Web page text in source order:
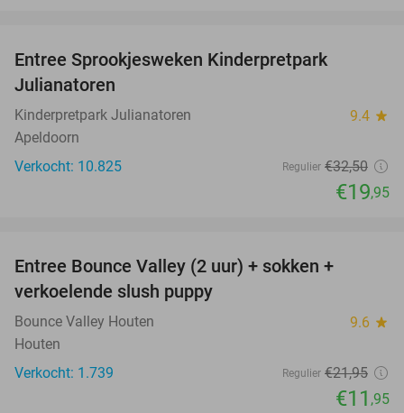
Entree Sprookjesweken Kinderpretpark
Julianatoren
Kinderpretpark Julianatoren 9.4 star
Apeldoorn
Verkocht: 10.825
Regulier €32,50
€19,95
Entree Bounce Valley (2 uur) + sokken +
verkoelende slush puppy
Bounce Valley Houten 9.6 star
Houten
Verkocht: 1.739
Regulier €21,95
€11 ,95